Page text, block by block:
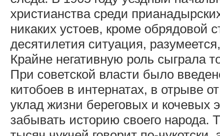
христианства среди
никаких устоев, кроме обрядовой
десятилетия ситуация,
Крайне негативную роль сыграла
При советской власти было
китобоев в интернатах, в отрыве
уклад жизни береговых и кочевых
забывать историю своего народа.